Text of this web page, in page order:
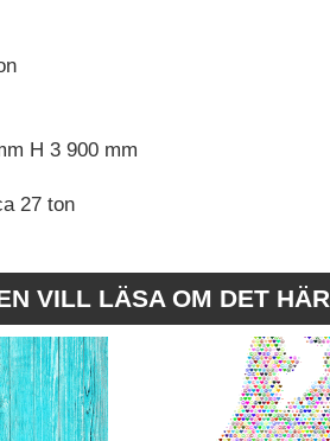
H 3 900 mm
27 ton
VILL LÄSA OM DET HÄR